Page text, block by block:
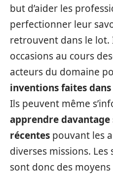
but d’aider les
perfectionner leur
retrouvent dans le lot.
occasions au cours
acteurs du domaine
inventions faites
Ils peuvent même
apprendre
récentes pouvant les
diverses missions. Les
sont donc des